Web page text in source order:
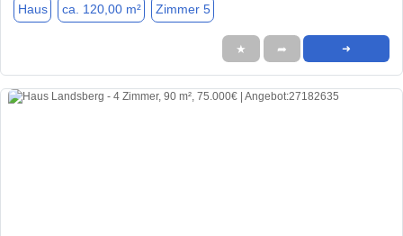
Haus ca. 120,00 m² Zimmer 5
★ ➦ ➜